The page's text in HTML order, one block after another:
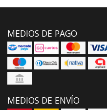
MEDIOS DE PAGO
MEDIOS DE ENVÍO